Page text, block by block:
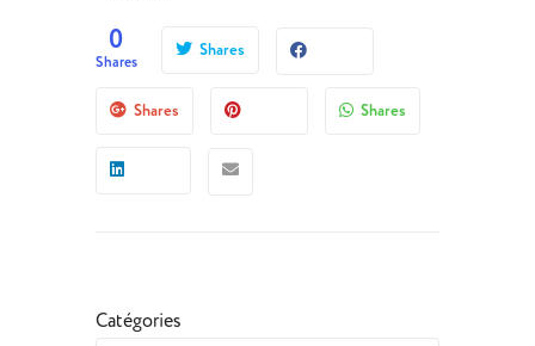
0
Shares
Shares
Shares Shares
Catégories